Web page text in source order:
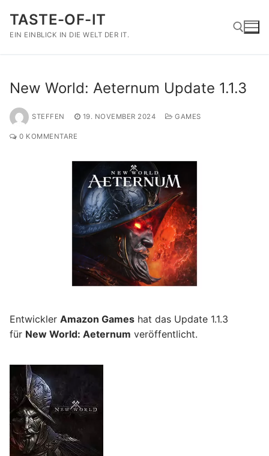
Inhalt
springen
TASTE-OF-IT
EIN EINBLICK IN DIE WELT DER IT.
New World: Aeternum Update 1.1.3
STEFFEN 19. NOVEMBER 2024 GAMES
0 KOMMENTARE
Entwickler Amazon Games hat das Update 1.1.3
für New World: Aeternum veröffentlicht.